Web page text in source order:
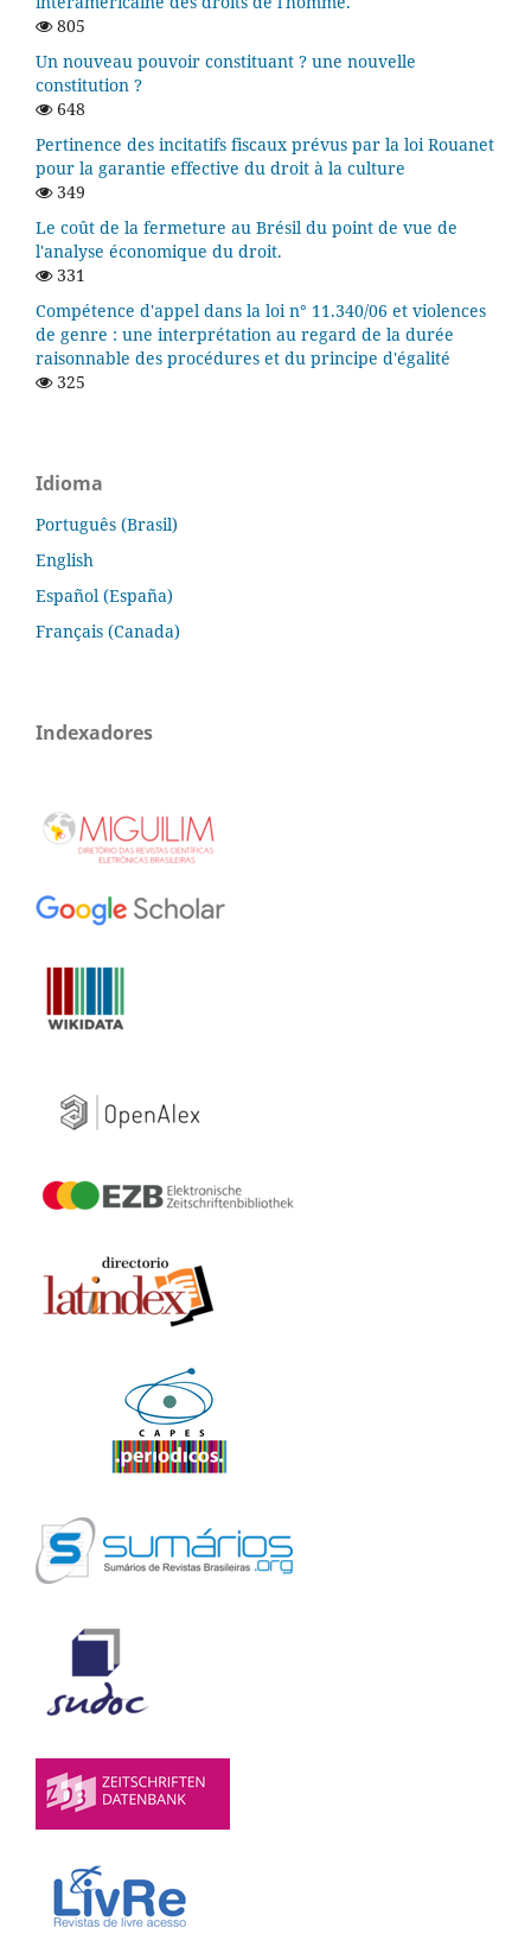
805
Un nouveau pouvoir constituant ? une nouvelle
constitution ?
648
Pertinence des incitatifs fiscaux prévus par la loi Rouanet
pour la garantie effective du droit à la culture
349
Le coût de la fermeture au Brésil du point de vue de
l'analyse économique du droit.
331
Compétence d'appel dans la loi n° 11.340/06 et violences
de genre : une interprétation au regard de la durée
raisonnable des procédures et du principe d'égalité
325
Idioma
Português (Brasil)
English
Español (España)
Français (Canada)
Indexadores